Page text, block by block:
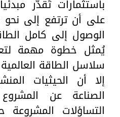
الوصول إلى كامل
يُمثل خطوة مهمة
سلاسل الطاقة العالمية
إلا أن الحيثيات
الصناعة عن
التساؤلات